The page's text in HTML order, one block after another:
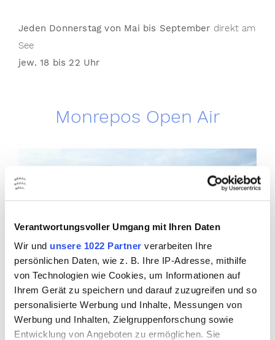
Verantwortungsvoller Umgang mit Ihren Daten
Wir und unsere 1022 Partner verarbeiten Ihre
persönlichen Daten, wie z. B. Ihre IP-Adresse, mithilfe
von Technologien wie Cookies, um Informationen auf
Ihrem Gerät zu speichern und darauf zuzugreifen und so
personalisierte Werbung und Inhalte, Messungen von
Werbung und Inhalten, Zielgruppenforschung sowie
Entwicklung von Angeboten zu ermöglichen. Sie
Jeden Donnerstag von Mai bis September direkt am
See
jew. 18 bis 22 Uhr
Monrepos Open Air
Musik unter freiem Himmel, einzigartige Atmosphäre
und kulinarischer Genuss - das Monrepos Open Air